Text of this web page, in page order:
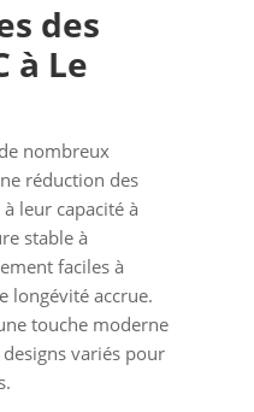
des
à Le
nombreux
réduction des
leur capacité à
stable à
faciles à
longévité accrue.
touche moderne
variés pour